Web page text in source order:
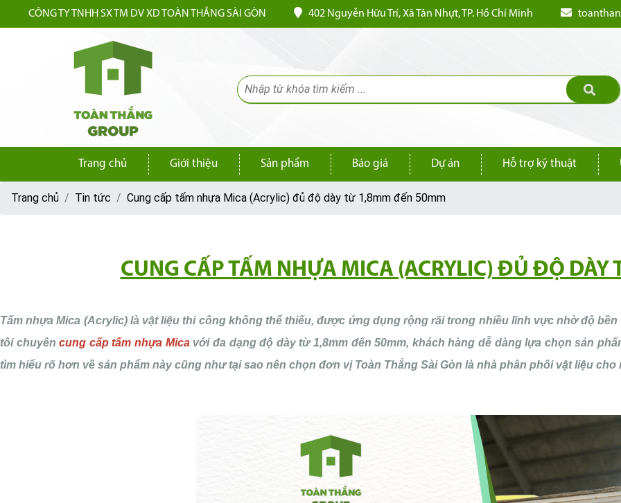
CÔNG TY TNHH SX TM DV XD TOÀN THẮNG SÀI GÒN 402 Nguyễn Hữu Trí, Xã Tân Nhựt, TP. Hồ Chí Minh
Trang chủ Giới thiệu Sản phẩm Báo giá Dự án Hỗ trợ kỹ thuật
Trang chủ Tin tức Cung cấp tấm nhựa Mica (Acrylic) đủ độ dày từ 1,8mm đến 50mm
CUNG CẤP TẤM NHỰA MICA (ACRYLIC) ĐỦ ĐỘ
Tấm nhựa Mica (Acrylic) là vật liệu thi công không thể thiếu, được ứng dụng rộng rãi trong nhiều lĩnh vực nhờ độ
tôi chuyêncung cấp tấm nhựa Micavới đa dạng độ dày từ 1,8mm đến 50mm, khách hàng dễ dàng lựa chọn sản
tìm hiểu rõ hơn về sản phẩm này cũng như tại sao nên chọn đơn vị Toàn Thắng Sài Gòn là nhà phân phối vật liệu cho